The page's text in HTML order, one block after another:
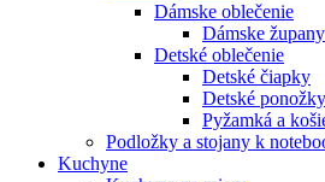
Dámske oblečenie
Dámske župany
Detské oblečenie
Detské čiapky
Detské ponožky
Pyžamká a
Podložky a stojany k
Kuchyne